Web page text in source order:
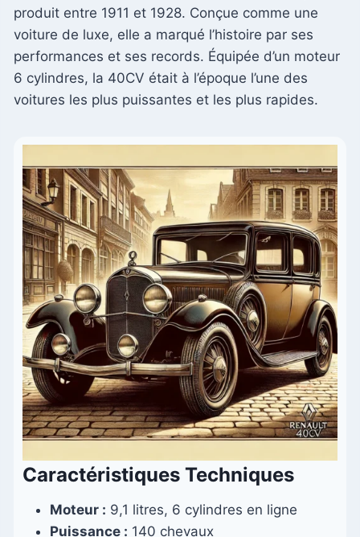
produit entre 1911 et 1928. Conçue comme une
voiture de luxe, elle a marqué l’histoire par ses
performances et ses records. Équipée d’un moteur
6 cylindres, la 40CV était à l’époque l’une des
voitures les plus puissantes et les plus rapides.
Caractéristiques Techniques
Moteur : 9,1 litres, 6 cylindres en ligne
Puissance : 140 chevaux